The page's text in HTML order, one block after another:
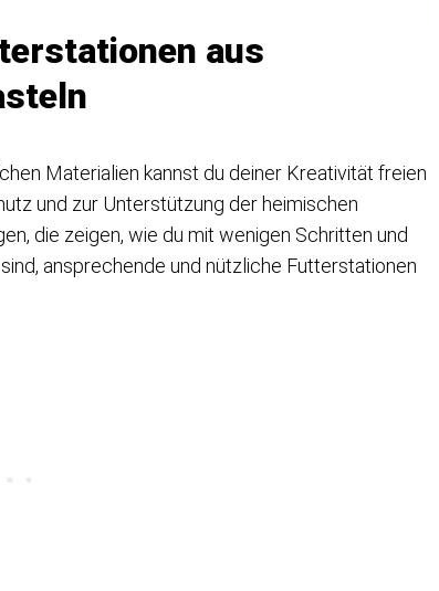
aus
Materialien kannst du deiner Kreativität freien
und zur Unterstützung der heimischen
die zeigen, wie du mit wenigen Schritten und
ansprechende und nützliche Futterstationen